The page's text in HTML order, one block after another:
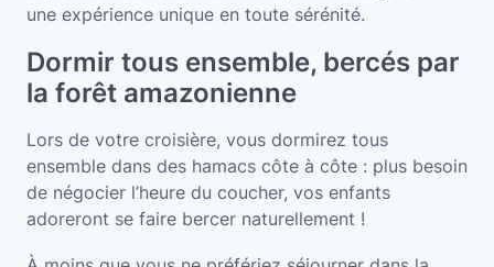
une expérience unique en toute sérénité.
Dormir tous ensemble, bercés par
la forêt amazonienne
Lors de votre croisière, vous dormirez tous
ensemble dans des hamacs côte à côte : plus besoin
de négocier l’heure du coucher, vos enfants
adoreront se faire bercer naturellement !